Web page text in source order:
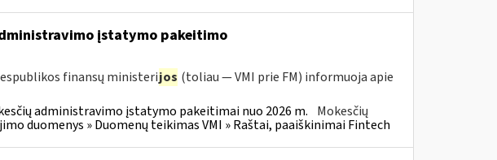
įstatymo pakeitimo
finansų ministerijos (toliau — VMI prie FM) informuoja apie
administravimo įstatymo pakeitimai nuo 2026 m. Mokesčių
duomenys » Duomenų teikimas VMI » Raštai, paaiškinimai Fintech